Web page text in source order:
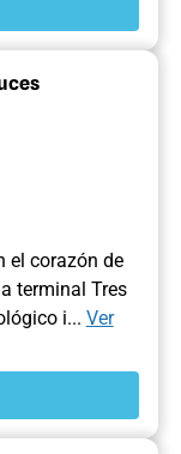
el corazón de
terminal Tres
i... Ver